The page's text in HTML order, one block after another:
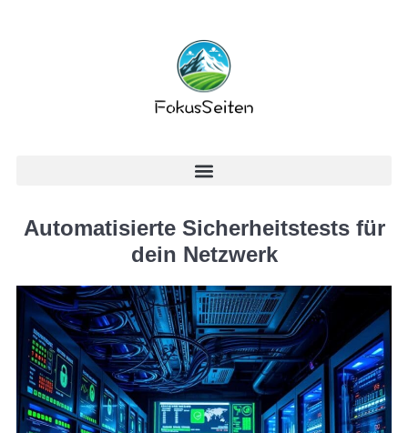
Automatisierte Sicherheitstests für
dein Netzwerk